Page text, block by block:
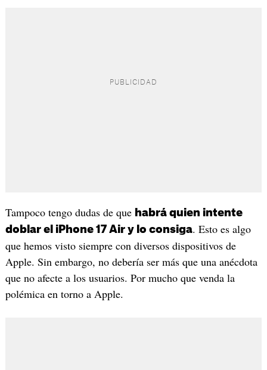
Tampoco tengo dudas de que habrá quien intente
doblar el iPhone 17 Air y lo consiga. Esto es algo
que hemos visto siempre con diversos dispositivos de
Apple. Sin embargo, no debería ser más que una anécdota
que no afecte a los usuarios. Por mucho que venda la
polémica en torno a Apple.